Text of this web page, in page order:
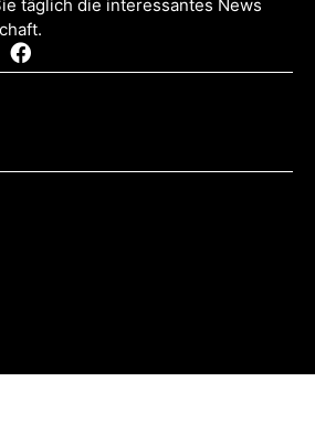
täglich die interessantes News